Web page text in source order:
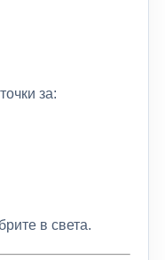
за:
в света.